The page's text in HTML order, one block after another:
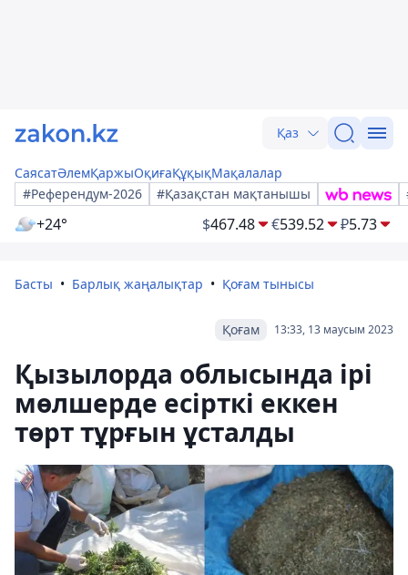
Қаз
СаясатӘлемҚаржыОқиғаҚұқықМақалалар
#Референдум-2026
#Қазақстан мақтанышы
+24° $467.48 €539.52 ₽5.73
Басты Барлық жаңалықтар Қоғам тынысы
13:33, 13 маусым 2023
Қоғам
Қызылорда облысында ірі
мөлшерде есірткі еккен
төрт тұрғын ұсталды